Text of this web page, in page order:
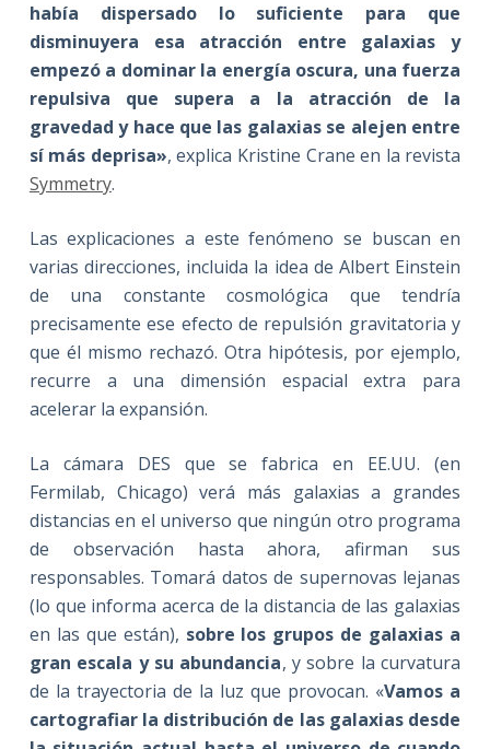
había dispersado lo suficiente para que
disminuyera esa atracción entre galaxias y
empezó a dominar la energía oscura, una fuerza
repulsiva que supera a la atracción de la
gravedad y hace que las galaxias se alejen entre
sí más deprisa», explica Kristine Crane en la revista
Symmetry.
Las explicaciones a este fenómeno se buscan en
varias direcciones, incluida la idea de Albert Einstein
de una constante cosmológica que tendría
precisamente ese efecto de repulsión gravitatoria y
que él mismo rechazó. Otra hipótesis, por ejemplo,
recurre a una dimensión espacial extra para
acelerar la expansión.
La cámara DES que se fabrica en EE.UU. (en
Fermilab, Chicago) verá más galaxias a grandes
distancias en el universo que ningún otro programa
de observación hasta ahora, afirman sus
responsables. Tomará datos de supernovas lejanas
(lo que informa acerca de la distancia de las galaxias
en las que están), sobre los grupos de galaxias a
gran escala y su abundancia, y sobre la curvatura
de la trayectoria de la luz que provocan. «Vamos a
cartografiar la distribución de las galaxias desde